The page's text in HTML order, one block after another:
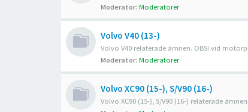
Moderator: Moderatorer
Volvo V40 (13-)
Volvo V40 relaterade ämnen. OBS! vid
Moderator: Moderatorer
Volvo XC90 (15-), S/V90 (16-)
Volvo XC90 (15-), S/V90 (16-) relaterade